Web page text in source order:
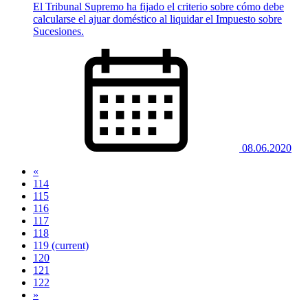
El Tribunal Supremo ha fijado el criterio sobre cómo debe
calcularse el ajuar doméstico al liquidar el Impuesto sobre
Sucesiones.
08.06.2020
«
114
115
116
117
118
119 (current)
120
121
122
»